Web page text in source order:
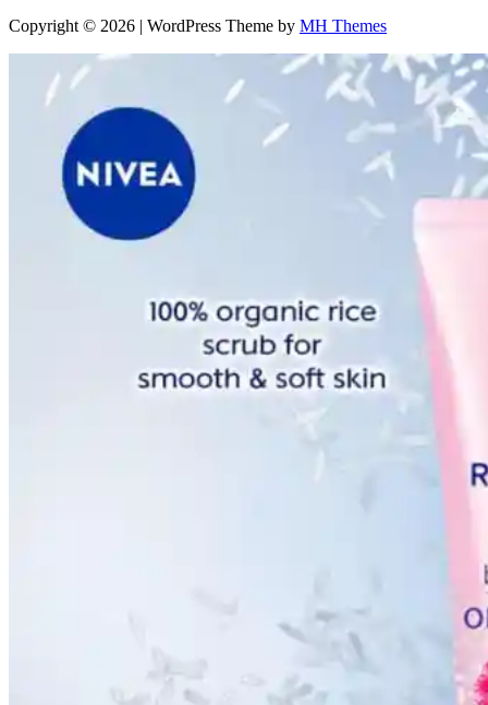
Copyright © 2026 | WordPress Theme by MH Themes